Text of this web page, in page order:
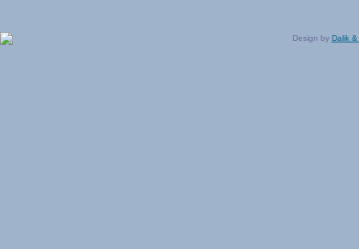
Design by Dalik &